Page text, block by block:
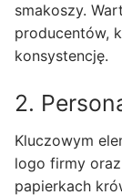
smakoszy.
producentów,
konsystencję.
2.
Kluczowym
logo firmy
papierkach